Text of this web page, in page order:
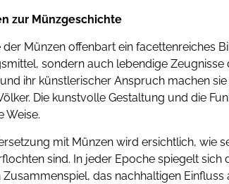
zur Münzgeschichte
der Münzen offenbart ein facettenreiches
sondern auch lebendige
ihr künstlerischer Anspruch machen
Die kunstvolle Gestaltung und die
Weise.
mit Münzen wird ersichtlich, wie
sind. In jeder Epoche spiegelt sich
das nachhaltigen